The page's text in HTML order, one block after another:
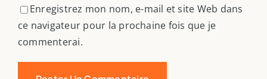
Enregistrez mon nom, e-mail et site Web dans
ce navigateur pour la prochaine fois que je
commenterai.